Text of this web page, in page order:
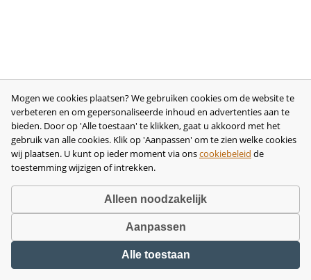
disclaimer•privacy- en cookiebeleid
voorwaarden•herroeping•bedrijfsgegevens
Mogen we cookies plaatsen? We gebruiken cookies om de website te
verbeteren en om gepersonaliseerde inhoud en advertenties aan te
bieden. Door op 'Alle toestaan' te klikken, gaat u akkoord met het
gebruik van alle cookies. Klik op 'Aanpassen' om te zien welke cookies
wij plaatsen. U kunt op ieder moment via onscookiebeleid de
toestemming wijzigen of intrekken.
Alleen noodzakelijk
Aanpassen
Alle toestaan